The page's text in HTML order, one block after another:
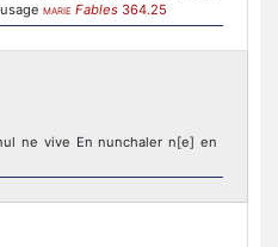
MARIE Fables 364.25
ne vive En nunchaler n[e] en